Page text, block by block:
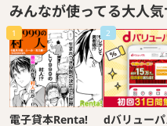
みんなが使ってる大人気
1
電子貸本Renta!
2
dバリュー